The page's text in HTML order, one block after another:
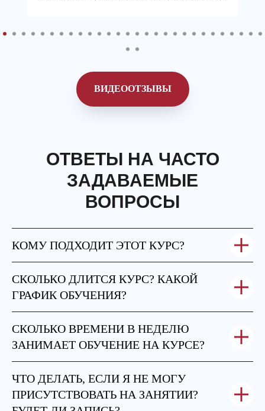
ВИДЕООТЗЫВЫ
ОТВЕТЫ НА ЧАСТО
ЗАДАВАЕМЫЕ
ВОПРОСЫ
КОМУ ПОДХОДИТ ЭТОТ КУРС?
СКОЛЬКО ДЛИТСЯ КУРС? КАКОЙ
ГРАФИК ОБУЧЕНИЯ?
СКОЛЬКО ВРЕМЕНИ В НЕДЕЛЮ
ЗАНИМАЕТ ОБУЧЕНИЕ НА КУРСЕ?
ЧТО ДЕЛАТЬ, ЕСЛИ Я НЕ МОГУ
ПРИСУТСТВОВАТЬ НА ЗАНЯТИИ?